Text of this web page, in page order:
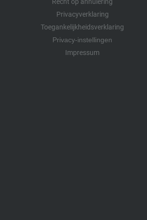
Privacyverklaring
Toegankelijkheidsverklaring
Privacy-instellingen
Impressum